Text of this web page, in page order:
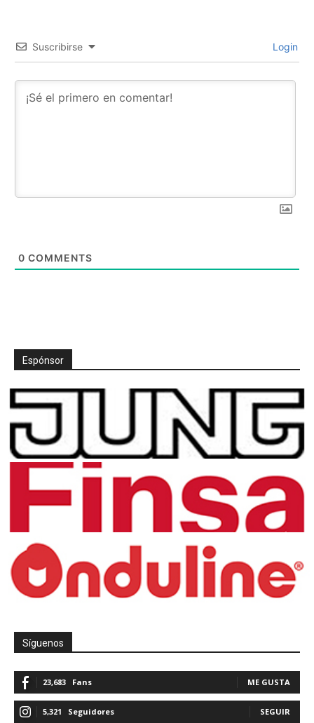
Suscribirse Login
0 COMMENTS
Espónsor
Síguenos
23,683 Fans ME GUSTA
5,321 Seguidores SEGUIR